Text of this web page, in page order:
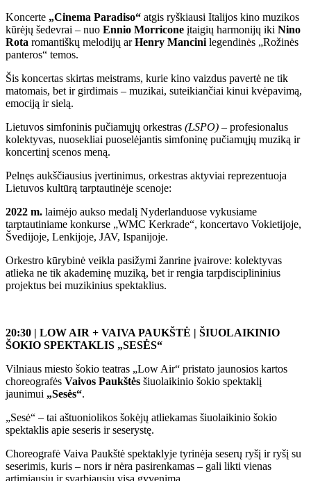
Koncerte „Cinema Paradiso“ atgis ryškiausi Italijos kino muzikos
kūrėjų šedevrai – nuo Ennio Morricone įtaigių harmonijų iki Nino
Rota romantiškų melodijų arHenry Mancini legendinės „Rožinės
panteros“ temos.
Šis koncertas skirtas meistrams, kurie kino vaizdus pavertė ne tik
matomais, bet ir girdimais – muzikai, suteikiančiai kinui kvėpavimą,
emociją ir sielą.
Lietuvos simfoninis pučiamųjų orkestras (LSPO) – profesionalus
kolektyvas, nuosekliai puoselėjantis simfoninę pučiamųjų muziką ir
koncertinį scenos meną.
Pelnęs aukščiausius įvertinimus, orkestras aktyviai reprezentuoja
Lietuvos kultūrą tarptautinėje scenoje:
2022 m. laimėjo aukso medalį Nyderlanduose vykusiame
tarptautiniame konkurse „WMC Kerkrade“, koncertavo Vokietijoje,
Švedijoje, Lenkijoje, JAV, Ispanijoje.
Orkestro kūrybinė veikla pasižymi žanrine įvairove: kolektyvas
atlieka ne tik akademinę muziką, bet ir rengia tarpdisciplininius
projektus bei muzikinius spektaklius.
20:30 | LOW AIR + VAIVA PAUKŠTĖ | ŠIUOLAIKINIO
ŠOKIO SPEKTAKLIS „SESĖS“
Vilniaus miesto šokio teatras „Low Air“ pristato jaunosios kartos
choreografės Vaivos Paukštės šiuolaikinio šokio spektaklį
jaunimui „Sesės“.
„Sesė“ – tai aštuoniolikos šokėjų atliekamas šiuolaikinio šokio
spektaklis apie seseris ir seserystę.
Choreografė Vaiva Paukštė spektaklyje tyrinėja seserų ryšį ir ryšį su
seserimis, kuris – nors ir nėra pasirenkamas – gali likti vienas
artimiausių ir svarbiausių visą gyvenimą.